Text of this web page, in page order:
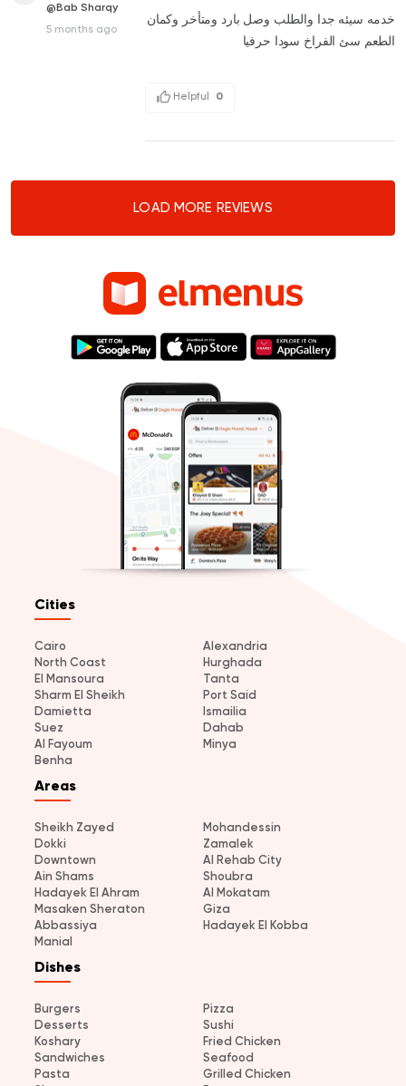
@Bab Sharqy
5 months ago
خدمه سيئه جدا والطلب وصل بارد ومتأخر وكمان
الطعم سئ الفراخ سودا حرفيا
Helpful 0
LOAD MORE REVIEWS
Cities
Cairo
Alexandria
North Coast
Hurghada
El Mansoura
Tanta
Sharm El Sheikh
Port Said
Damietta
Ismailia
Suez
Dahab
Al Fayoum
Minya
Benha
Areas
Sheikh Zayed
Mohandessin
Dokki
Zamalek
Downtown
Al Rehab City
Ain Shams
Shoubra
Hadayek El Ahram
Al Mokatam
Masaken Sheraton
Giza
Abbassiya
Hadayek El Kobba
Manial
Dishes
Burgers
Pizza
Desserts
Sushi
Koshary
Fried Chicken
Sandwiches
Seafood
Pasta
Grilled Chicken